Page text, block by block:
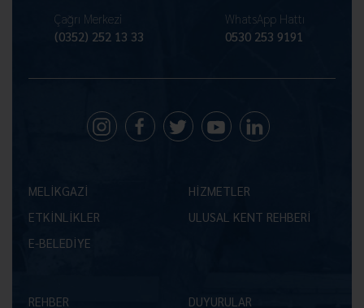
Çağrı Merkezi
(0352) 252 13 33
WhatsApp Hattı
0530 253 9191
MELİKGAZİ
HİZMETLER
ETKİNLİKLER
ULUSAL KENT REHBERİ
E-BELEDİYE
REHBER DUYURULAR